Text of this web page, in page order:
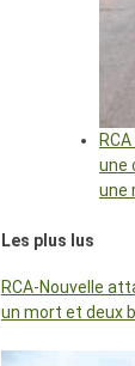
une
une
Les plus lus
RCA-Nouvelle
un mort et deux